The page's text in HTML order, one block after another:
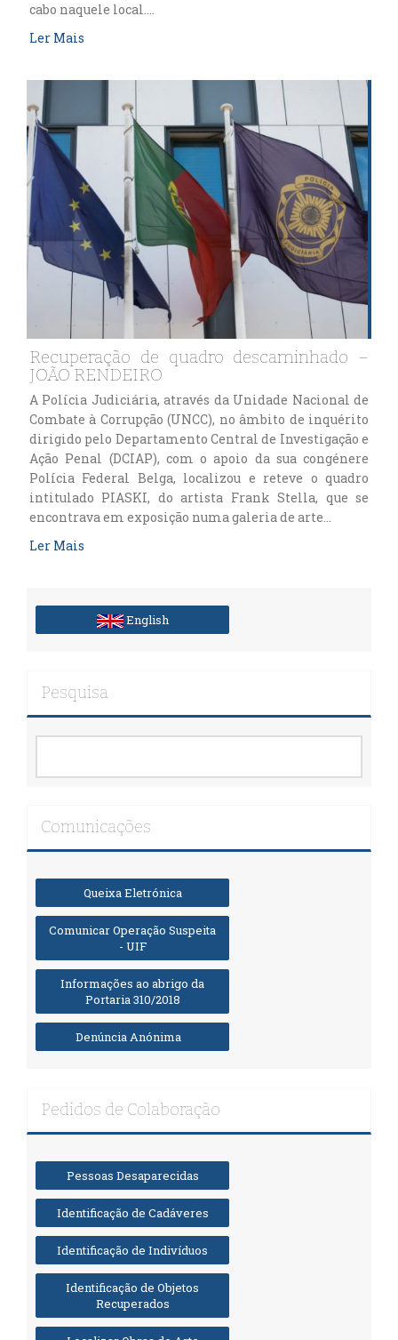
cabo naquele local….
Ler Mais
Recuperação de quadro descaminhado –
JOÃO RENDEIRO
A Polícia Judiciária, através da Unidade Nacional de
Combate à Corrupção (UNCC), no âmbito de inquérito
dirigido pelo Departamento Central de Investigação e
Ação Penal (DCIAP), com o apoio da sua congénere
Polícia Federal Belga, localizou e reteve o quadro
intitulado PIASKI, do artista Frank Stella, que se
encontrava em exposição numa galeria de arte…
Ler Mais
English
Pesquisa
Comunicações
Queixa Eletrónica
Comunicar Operação Suspeita
- UIF
Informações ao abrigo da
Portaria 310/2018
Denúncia Anónima
Pedidos de Colaboração
Pessoas Desaparecidas
Identificação de Cadáveres
Identificação de Indivíduos
Identificação de Objetos
Recuperados